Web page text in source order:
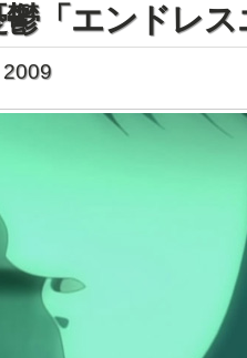
「エンドレ